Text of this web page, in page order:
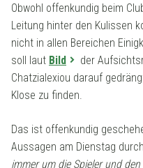
Obwohl offenkundig beim
Leitung hinter den Kulissen
nicht in allen Bereichen
soll laut Bild
der
Chatzialexiou darauf
Klose zu finden.
Das ist offenkundig
Aussagen am Dienstag
immer um die Spieler und